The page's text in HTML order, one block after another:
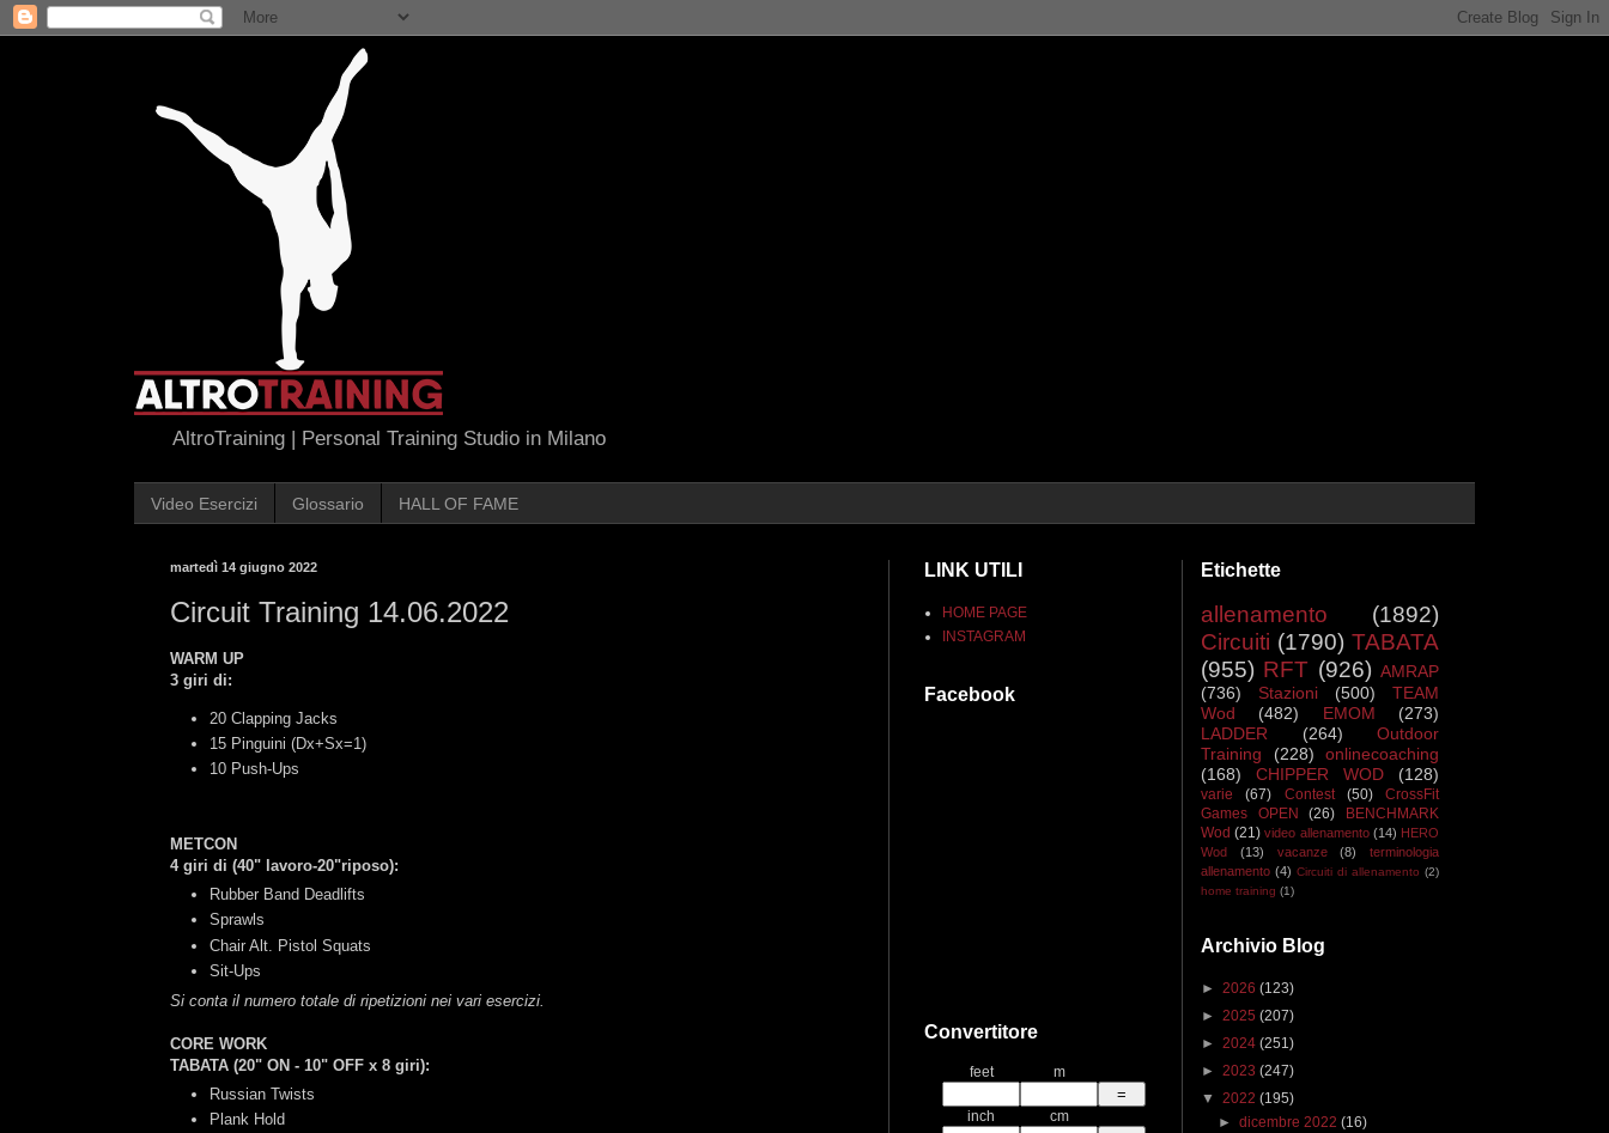
AltroTraining | Personal Training Studio in Milano
Video Esercizi Glossario HALL OF FAME
martedì 14 giugno 2022
Circuit Training 14.06.2022
WARM UP
3 giri di:
20 Clapping Jacks
15 Pinguini (Dx+Sx=1)
10 Push-Ups
METCON
4 giri di (40" lavoro-20"riposo):
Rubber Band Deadlifts
Sprawls
Chair Alt. Pistol Squats
Sit-Ups
Si conta il numero totale di ripetizioni nei vari esercizi.
CORE WORK
TABATA (20" ON - 10" OFF x 8 giri):
Russian Twists
Plank Hold
LINK UTILI
HOME PAGE
INSTAGRAM
Facebook
Convertitore
feet m
inch cm
Etichette
allenamento
(1892)
Circuiti (1790) TABATA
(955) RFT (926) AMRAP
(736)
Stazioni (500)
TEAM
Wod
(482) EMOM
(273)
LADDER
(264)
Outdoor
Training
(228)
onlinecoaching
(168)
CHIPPER WOD (128)
varie (67) Contest (50)
CrossFit
Games OPEN
(26)
BENCHMARK
Wod (21) video allenamento (14) HERO
Wod
(13) vacanze (8)
terminologia
allenamento (4) Circuiti di allenamento (2)
home training (1)
Archivio Blog
► 2026 (123)
► 2025 (207)
► 2024 (251)
► 2023 (247)
▼ 2022 (195)
►dicembre 2022(16)